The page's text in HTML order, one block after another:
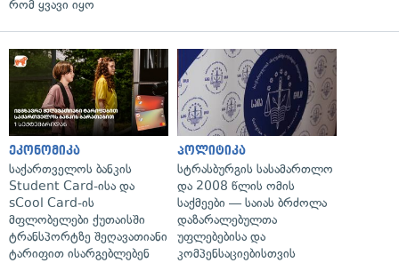
რომ ყვავი იყო
ეკონომიკა
საქართველოს ბანკის
Student Card-ისა და
sCool Card-ის
მფლობელები ქუთაისში
ტრანსპორტზე შეღავათიანი
ტარიფით ისარგებლებენ
პოლიტიკა
სტრასბურგის სასამართლო
და 2008 წლის ომის
საქმეები — საიას ბრძოლა
დაზარალებულთა
უფლებებისა და
კომპენსაციებისთვის